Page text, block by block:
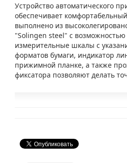
Устройство автоматического
обеспечивает
выполнено из
"Solingen steel" с
измерительные шкалы с
форматов бумаги, индикатор
прижимной планке, а также
фиксатора позволяют делать